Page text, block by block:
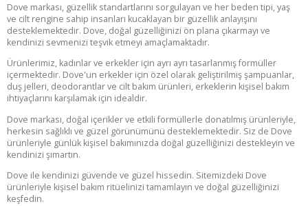
Dove markası, güzellik standartlarını sorgulayan ve her beden tipi, yaş
ve cilt rengine sahip insanları kucaklayan bir güzellik anlayışını
desteklemektedir. Dove, doğal güzelliğinizi ön plana çıkarmayı ve
kendinizi sevmenizi teşvik etmeyi amaçlamaktadır.
Ürünlerimiz, kadınlar ve erkekler için ayrı ayrı tasarlanmış formüller
içermektedir. Dove'un erkekler için özel olarak geliştirilmiş şampuanlar,
duş jelleri, deodorantlar ve cilt bakım ürünleri, erkeklerin kişisel bakım
ihtiyaçlarını karşılamak için idealdir.
Dove markası, doğal içerikler ve etkili formüllerle donatılmış ürünleriyle,
herkesin sağlıklı ve güzel görünümünü desteklemektedir. Siz de Dove
ürünleriyle günlük kişisel bakımınızda doğal güzelliğinizi destekleyin ve
kendinizi şımartın.
Dove ile kendinizi güvende ve güzel hissedin. Sitemizdeki Dove
ürünleriyle kişisel bakım ritüelinizi tamamlayın ve doğal güzelliğinizi
keşfedin.